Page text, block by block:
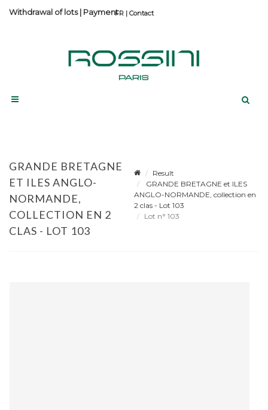
Contact
Withdrawal of lots| Payment
GRANDE BRETAGNE
ET ILES ANGLO-
NORMANDE,
COLLECTION EN 2
CLAS - LOT 103
Result
GRANDE BRETAGNE et ILES
ANGLO-NORMANDE, collection en
2 clas - Lot 103
Lot n° 103